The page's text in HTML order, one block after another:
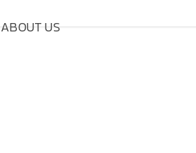
ABOUT US